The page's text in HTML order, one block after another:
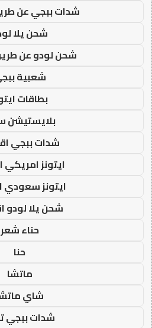
شدات ببجي عن
شحن يلا
شحن لودو عن
شعبية
بطاقات
بلايستيشن
شدات ببجي
ايتونز
ايتونز
شحن يلا لودو
حناء شعر
حنا
ماتشا
شاي
شدات ببجي